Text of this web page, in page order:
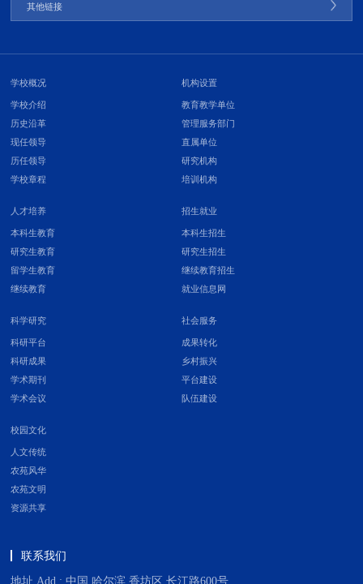
其他链接
学校概况
学校介绍
历史沿革
现任领导
历任领导
学校章程
机构设置
教育教学单位
管理服务部门
直属单位
研究机构
培训机构
人才培养
本科生教育
研究生教育
留学生教育
继续教育
招生就业
本科生招生
研究生招生
继续教育招生
就业信息网
科学研究
科研平台
科研成果
学术期刊
学术会议
社会服务
成果转化
乡村振兴
平台建设
队伍建设
校园文化
人文传统
农苑风华
农苑文明
资源共享
联系我们
地址 Add : 中国 哈尔滨 香坊区 长江路600号